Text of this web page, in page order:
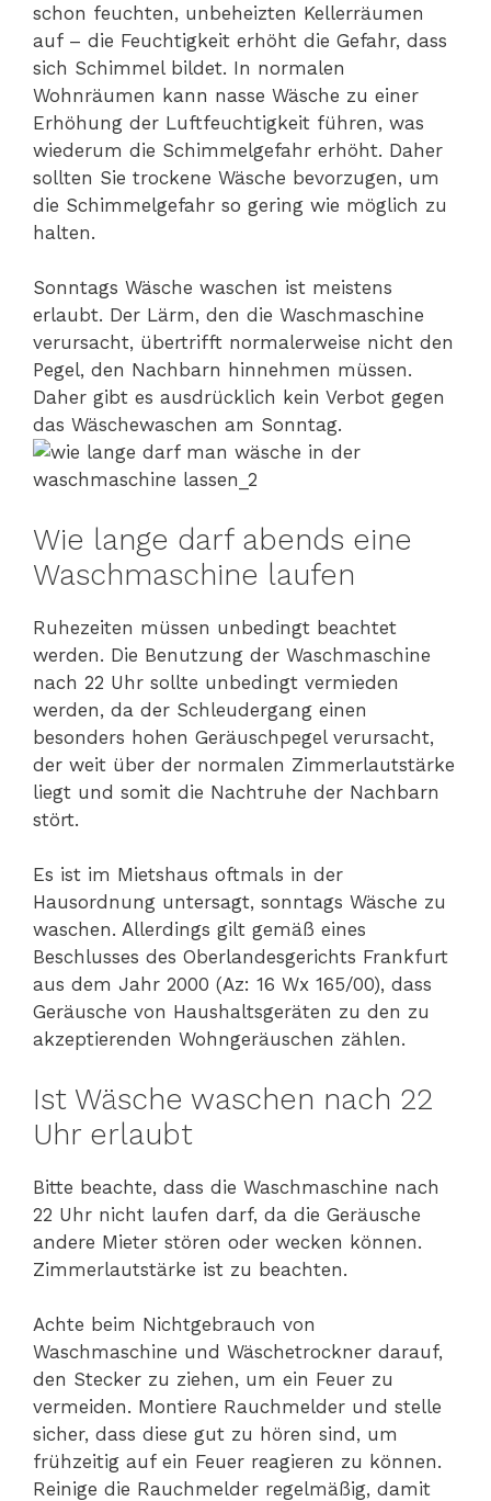
schon feuchten, unbeheizten Kellerräumen
auf – die Feuchtigkeit erhöht die Gefahr, dass
sich Schimmel bildet. In normalen
Wohnräumen kann nasse Wäsche zu einer
Erhöhung der Luftfeuchtigkeit führen, was
wiederum die Schimmelgefahr erhöht. Daher
sollten Sie trockene Wäsche bevorzugen, um
die Schimmelgefahr so gering wie möglich zu
halten.
Sonntags Wäsche waschen ist meistens
erlaubt. Der Lärm, den die Waschmaschine
verursacht, übertrifft normalerweise nicht den
Pegel, den Nachbarn hinnehmen müssen.
Daher gibt es ausdrücklich kein Verbot gegen
das Wäschewaschen am Sonntag.
Wie lange darf abends eine
Waschmaschine laufen
Ruhezeiten müssen unbedingt beachtet
werden. Die Benutzung der Waschmaschine
nach 22 Uhr sollte unbedingt vermieden
werden, da der Schleudergang einen
besonders hohen Geräuschpegel verursacht,
der weit über der normalen Zimmerlautstärke
liegt und somit die Nachtruhe der Nachbarn
stört.
Es ist im Mietshaus oftmals in der
Hausordnung untersagt, sonntags Wäsche zu
waschen. Allerdings gilt gemäß eines
Beschlusses des Oberlandesgerichts Frankfurt
aus dem Jahr 2000 (Az: 16 Wx 165/00), dass
Geräusche von Haushaltsgeräten zu den zu
akzeptierenden Wohngeräuschen zählen.
Ist Wäsche waschen nach 22
Uhr erlaubt
Bitte beachte, dass die Waschmaschine nach
22 Uhr nicht laufen darf, da die Geräusche
andere Mieter stören oder wecken können.
Zimmerlautstärke ist zu beachten.
Achte beim Nichtgebrauch von
Waschmaschine und Wäschetrockner darauf,
den Stecker zu ziehen, um ein Feuer zu
vermeiden. Montiere Rauchmelder und stelle
sicher, dass diese gut zu hören sind, um
frühzeitig auf ein Feuer reagieren zu können.
Reinige die Rauchmelder regelmäßig, damit